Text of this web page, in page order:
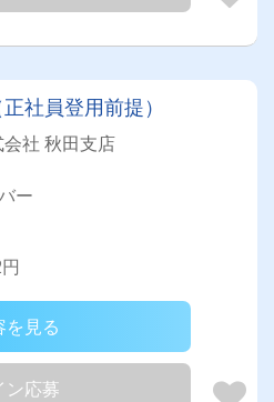
社員登用前提）
社 秋田支店
ー
を見る
ン応募